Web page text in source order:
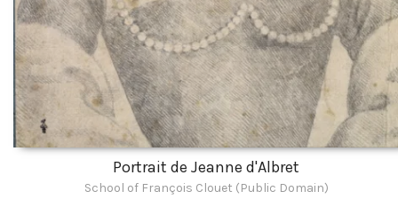
Portrait de Jeanne d'Albret
School of François Clouet (Public Domain)